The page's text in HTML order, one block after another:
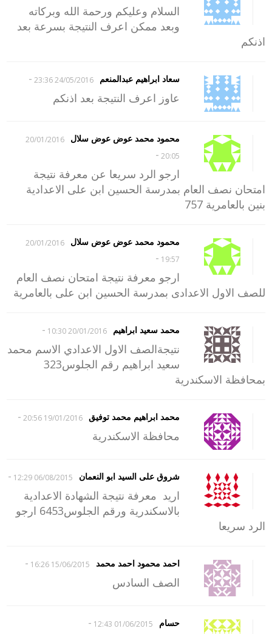
السلام وعليكم ورحمة الله وبركاته
وبعد ممكن اعرف النتيجة بسرعة بعد
اذنكم
سعاد ابراهيم عبدالمنعم 24/05/2016 23:36
-
عاوز اعرف النتيجة بعد اذنكم
محمود محمد عوض عوض سلال
20/01/2016
20:05
-
ارجو الرد سريعا عن معرفة نتيجة
امتحان نصف العام بمدرسة الحسين ابن على الاعدادية
بنين بالعامرية 757
محمود محمد عوض عوض سلال
20/01/2016
19:57
-
ارجو معرفة نتيجة امتحان نصف العام
للصف الاول الاعدادى بمدرسة الحسين ابن على بالعامرية
محمد سعيد ابراهيم 20/01/2016 10:30
-
نتيجةالصف الاول الاعدادي الاسم محمد
سعيد ابراهيم رقم الجلوس323
بمحافظة الاسكندرية
محمد ابراهيم محمد توفيق 19/01/2016 20:56
-
محافظة الاسكندرية
شروق على السيد ابو النعمان 06/08/2015 12:29
-
اريد معرفة نتيجة الشهادة الاعدادية
بالاسكندرية ورقم الجلوس6453 ارجو
الرد سريعا
احمد محمود احمد محمد 15/06/2015 16:26
-
الصف السادس
حسام 01/06/2015 12:43
-